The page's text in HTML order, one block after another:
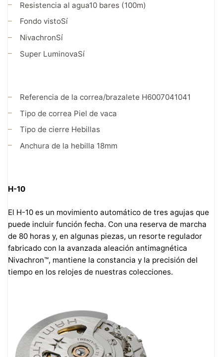
Resistencia al agua10 bares (100m)
Fondo vistoSí
NivachronSí
Super LuminovaSí
Referencia de la correa/brazalete H6007041041
Tipo de correa Piel de vaca
Tipo de cierre Hebillas
Anchura de la hebilla 18mm
H-10
El H-10 es un movimiento automático de tres agujas que
puede incluir función fecha. Con una reserva de marcha
de 80 horas y, en algunas piezas, un resorte regulador
fabricado con la avanzada aleación antimagnética
Nivachron™, mantiene la constancia y la precisión del
tiempo en los relojes de nuestras colecciones.